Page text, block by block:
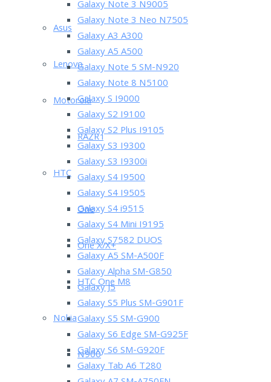
Asus
Lenovo
Motorola
RAZR i
HTC
One
One X/X+
HTC One M8
Nokia
N900
Galaxy Note 3 N9005
Galaxy Note 3 Neo N7505
Galaxy A3 A300
Galaxy A5 A500
Galaxy Note 5 SM-N920
Galaxy Note 8 N5100
Galaxy S I9000
Galaxy S2 I9100
Galaxy S2 Plus I9105
Galaxy S3 I9300
Galaxy S3 I9300i
Galaxy S4 I9500
Galaxy S4 I9505
Galaxy S4 i9515
Galaxy S4 Mini I9195
Galaxy S7582 DUOS
Galaxy A5 SM-A500F
Galaxy Alpha SM-G850
Galaxy J5
Galaxy S5 Plus SM-G901F
Galaxy S5 SM-G900
Galaxy S6 Edge SM-G925F
Galaxy S6 SM-G920F
Galaxy Tab A6 T280